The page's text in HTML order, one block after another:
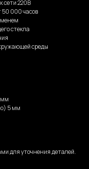
сети 220В
000 часов
стекла
среды
мм
5 мм
для уточнения деталей.